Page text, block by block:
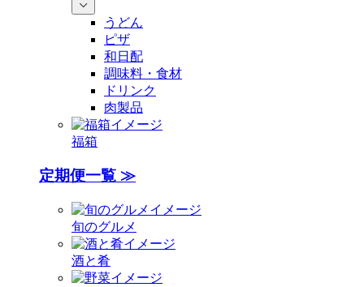
うどん
ピザ
和日配
調味料・食材
ドリンク
肉製品
福箱
定期便一覧 ≫
旬のグルメ
酒と肴